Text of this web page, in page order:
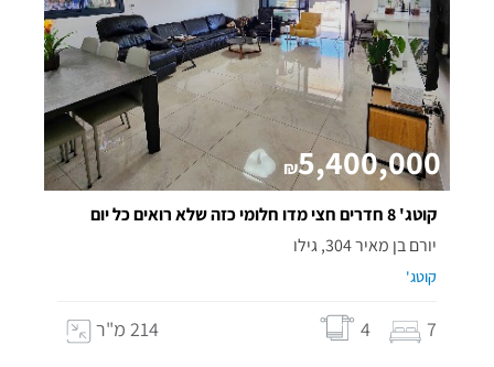
₪5,400,000
קוטג' 8 חדרים חצי מדו חלומי כזה שלא רואים כל יום
יורם בן מאיר 304, גילו
קוטג'
7
4 214 מ"ר